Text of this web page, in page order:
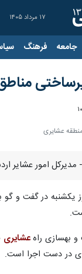
۱۷ مرداد ۱۴۰۵
جامعه فرهنگ
عشایری
از در حال اجرا بودن ۱۰ پروژه زیرساختی و عمرانی در
یکشنبه در گفت و گو
بهسازی راهعشایری
در دست اجرا است.